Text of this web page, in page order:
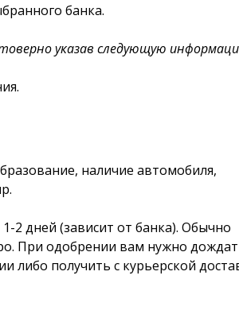
банка.
указав следующую
наличие автомобиля,
2 дней (зависит от банка). Обычно
При одобрении вам нужно
либо получить с курьерской